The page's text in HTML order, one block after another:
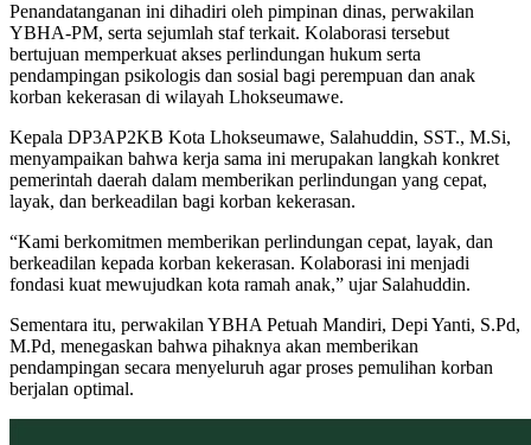
Penandatanganan ini dihadiri oleh pimpinan dinas, perwakilan
YBHA-PM, serta sejumlah staf terkait. Kolaborasi tersebut
bertujuan memperkuat akses perlindungan hukum serta
pendampingan psikologis dan sosial bagi perempuan dan anak
korban kekerasan di wilayah Lhokseumawe.
Kepala DP3AP2KB Kota Lhokseumawe, Salahuddin, SST., M.Si,
menyampaikan bahwa kerja sama ini merupakan langkah konkret
pemerintah daerah dalam memberikan perlindungan yang cepat,
layak, dan berkeadilan bagi korban kekerasan.
“Kami berkomitmen memberikan perlindungan cepat, layak, dan
berkeadilan kepada korban kekerasan. Kolaborasi ini menjadi
fondasi kuat mewujudkan kota ramah anak,” ujar Salahuddin.
Sementara itu, perwakilan YBHA Petuah Mandiri, Depi Yanti, S.Pd,
M.Pd, menegaskan bahwa pihaknya akan memberikan
pendampingan secara menyeluruh agar proses pemulihan korban
berjalan optimal.